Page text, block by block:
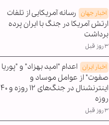
اخبار جهان رسانه آمریکایی از تلفات
ارتش آمریکا در جنگ با ایران پرده
برداشت
۳ روز قبل
اخبار ایران اعدام "امید بهزاد" و "پوریا
صفوت" از عوامل موساد و
اینترنشنال در جنگ‌های ۱۲ روزه و ۴۰
روزه
۳ روز قبل